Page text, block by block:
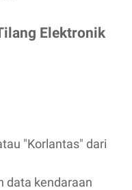
Elektronik
"Korlantas" dari
data kendaraan